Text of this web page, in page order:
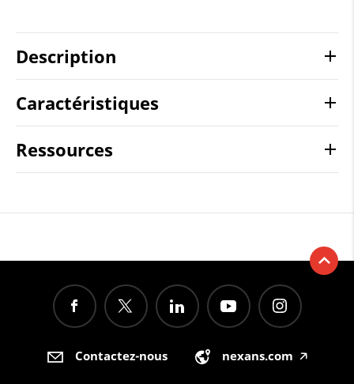
Description
Caractéristiques
Ressources
Contactez-nous nexans.com 🡥